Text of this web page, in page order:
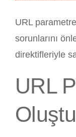
URL
sorunlarını
direktifleriyle
URL